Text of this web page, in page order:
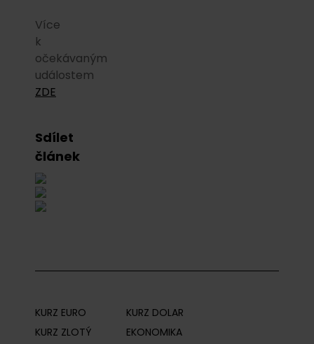
Více
k
očekávaným
událostem
ZDE
Sdílet
článek
KURZ EURO
KURZ DOLAR
KURZ ZLOTÝ
EKONOMIKA